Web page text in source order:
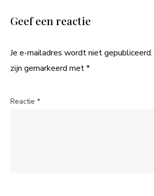
Geef een reactie
Je e-mailadres wordt niet gepubliceerd.
zijn gemarkeerd met*
Reactie *